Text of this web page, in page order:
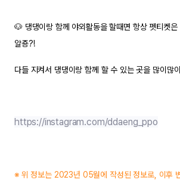
🐶 댕댕이랑 함께 야외활동을 할때면 항상 펫티켓
알죵?!
다들 지켜서 댕댕이랑 함께 할 수 있는 곳을 많이많
https://instagram.com/ddaeng_ppo
※ 위 정보는 2023년 05월에 작성된 정보로, 이후